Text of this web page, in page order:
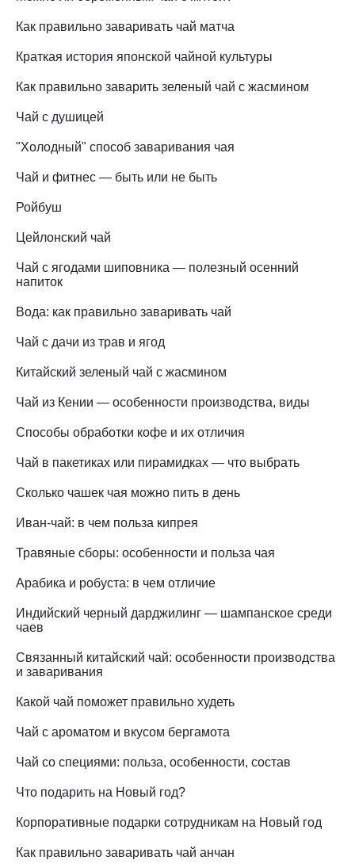
Как правильно заваривать чай матча
Краткая история японской чайной культуры
Как правильно заварить зеленый чай с жасмином
Чай с душицей
"Холодный" способ заваривания чая
Чай и фитнес — быть или не быть
Ройбуш
Цейлонский чай
Чай с ягодами шиповника — полезный осенний
напиток
Вода: как правильно заваривать чай
Чай с дачи из трав и ягод
Китайский зеленый чай с жасмином
Чай из Кении — особенности производства, виды
Способы обработки кофе и их отличия
Чай в пакетиках или пирамидках — что выбрать
Сколько чашек чая можно пить в день
Иван-чай: в чем польза кипрея
Травяные сборы: особенности и польза чая
Арабика и робуста: в чем отличие
Индийский черный дарджилинг — шампанское среди
чаев
Связанный китайский чай: особенности производства
и заваривания
Какой чай поможет правильно худеть
Чай с ароматом и вкусом бергамота
Чай со специями: польза, особенности, состав
Что подарить на Новый год?
Корпоративные подарки сотрудникам на Новый год
Как правильно заваривать чай анчан